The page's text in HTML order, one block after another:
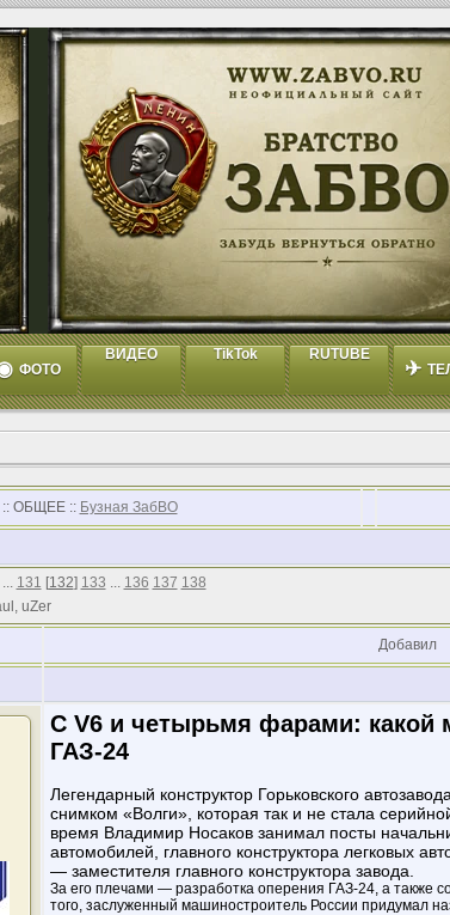
ФОТО
ВИДЕО TikTok RUTUBE
✈
:: ОБЩЕЕ :: Бузная ЗабВО
... 131 [132] 133 ... 136 137 138
uZer
Добавил
С V6 и четырьмя фарами: какой
ГАЗ-24
Легендарный конструктор Горьковского
снимком «Волги», которая так и не стала
время Владимир Носаков занимал посты
автомобилей, главного конструктора легковых
— заместителя главного конструктора завода.
За его плечами — разработка оперения ГАЗ-24, а также
того, заслуженный машиностроитель России придумал